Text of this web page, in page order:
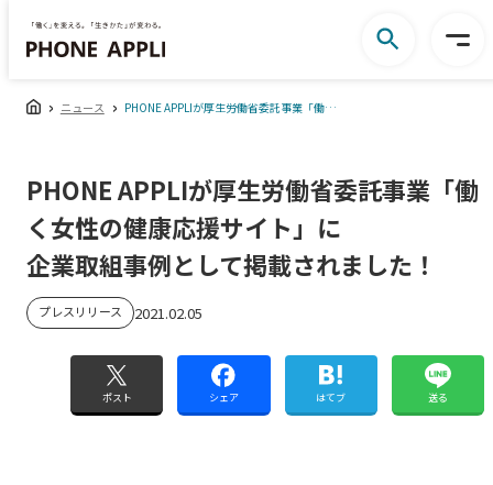
ニュース PHONE APPLIが厚生労働省委託事業「働く女性の健康応援サイト」に企業取組事例として掲載されました！
PHONE APPLIが厚生労働省委託事業「働
く女性の健康応援サイト」に
企業取組事例として掲載されました！
プレスリリース 2021.02.05
ポスト シェア はてブ 送る